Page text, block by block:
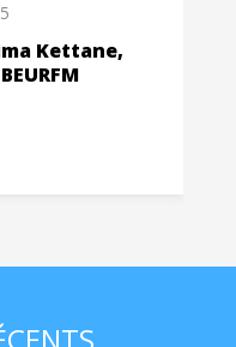
Kettane,